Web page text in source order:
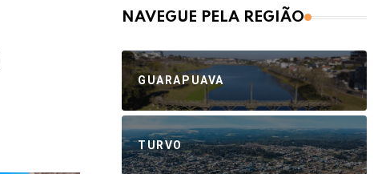
NAVEGUE PELA REGIÃO
GUARAPUAVA
TURVO